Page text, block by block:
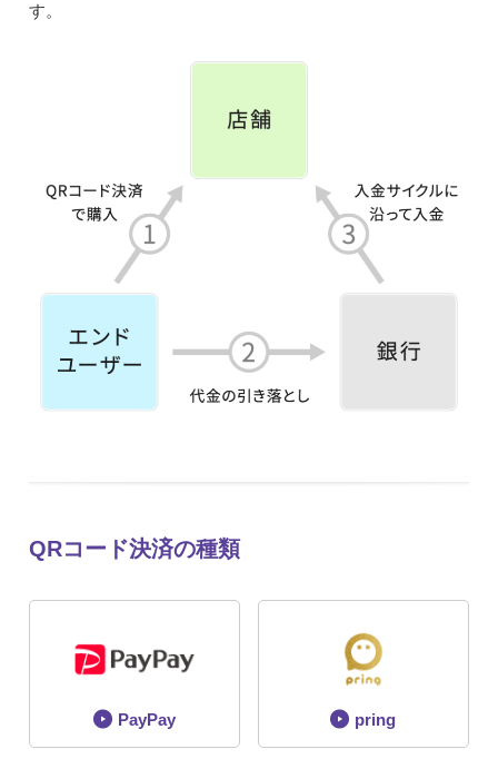
す。
QRコード決済の種類
PayPay pring